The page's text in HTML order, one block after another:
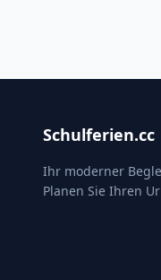
Schulferien.cc
Ihr moderner
Planen Sie Ihren